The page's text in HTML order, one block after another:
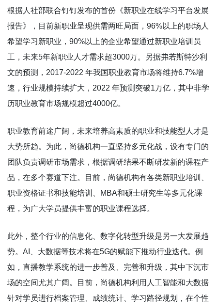
根据人社部联合钉钉发布的首份《新职业在线学习平台发展
报告》，目前新职业呈现供需两旺局面，96%以上的职场人
希望学习新职业，90%以上的企业希望通过新职业培训员
工，未来5年新职业人才需求超3000万。另据弗若斯特沙利
文的预测，2017-2022 年我国职业教育市场将维持6.7%增
速，行业规模持续扩大，2022 年预测突破1万亿，其中非学
历职业教育市场规模超过4000亿。
职业教育前途广阔，未来培养高素质的职业和技能型人才是
大势所趋。为此，尚德机构一直坚持多元化战，设有专门的
团队负责调研市场需求，根据调研结果不断研发新的课程产
品，在多个赛道下注。目前，尚德机构有各类新职业培训、
职业资格证书和技能培训、MBA和硕士研究生等多元化课
程，为广大学员提供丰富的职业课程选择。
此外，整个行业的信息化、数字化转型升级是另一大发展趋
势。AI、大数据等技术将在5G的赋能下推动行业迭代。例
如，直播教学系统的进一步普及、完善和升级，其中下沉市
场的空间尤其广阔。目前，尚德机构利用人工智能和大数据
针对学员进行档案管理、成绩统计、学习路径规划，在个性